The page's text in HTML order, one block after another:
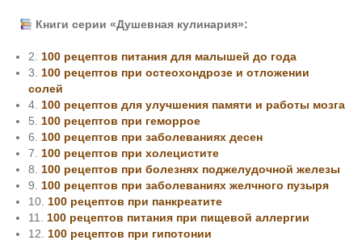
Книги серии «Душевная кулинария»:
2. 100 рецептов питания для малышей до года
3. 100 рецептов при остеохондрозе и отложении
солей
4. 100 рецептов для улучшения памяти и работы мозга
5. 100 рецептов при геморрое
6. 100 рецептов при заболеваниях десен
7. 100 рецептов при холецистите
8. 100 рецептов при болезнях поджелудочной железы
9. 100 рецептов при заболеваниях желчного пузыря
10. 100 рецептов при панкреатите
11. 100 рецептов питания при пищевой аллергии
12. 100 рецептов при гипотонии